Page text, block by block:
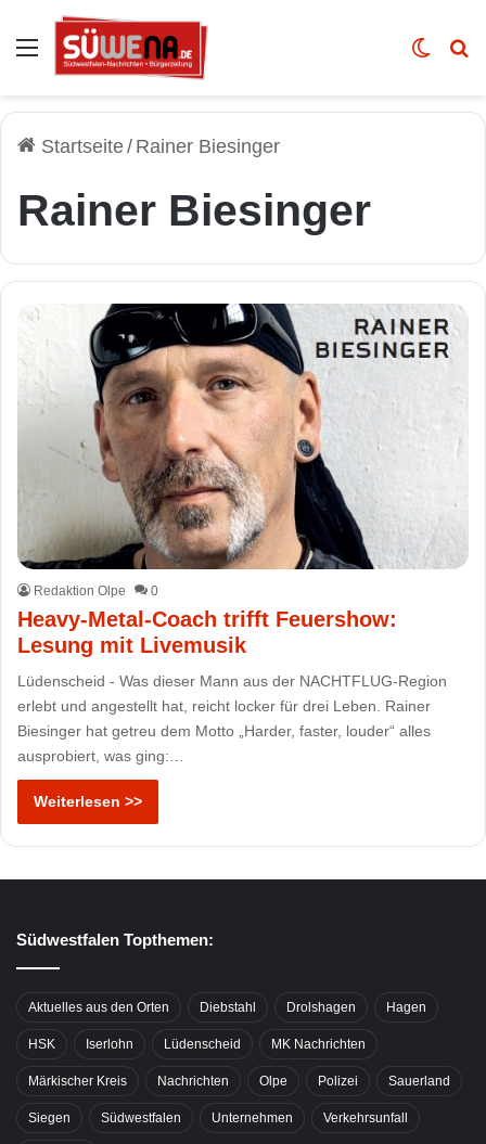
Auswahl Skin
Startseite/ Rainer Biesinger
Rainer Biesinger
Redaktion Olpe 0
Heavy-Metal-Coach trifft Feuershow:
Lesung mit Livemusik
Lüdenscheid - Was dieser Mann aus der NACHTFLUG-Region
erlebt und angestellt hat, reicht locker für drei Leben. Rainer
Biesinger hat getreu dem Motto „Harder, faster, louder“ alles
ausprobiert, was ging:…
Weiterlesen >>
Südwestfalen Topthemen:
Aktuelles aus den Orten Diebstahl Drolshagen Hagen
HSK Iserlohn Lüdenscheid MK Nachrichten
Märkischer Kreis Nachrichten Olpe Polizei Sauerland
Siegen Südwestfalen Unternehmen Verkehrsunfall